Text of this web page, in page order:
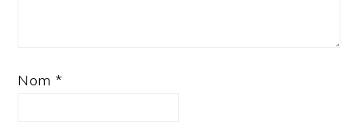
Nom *